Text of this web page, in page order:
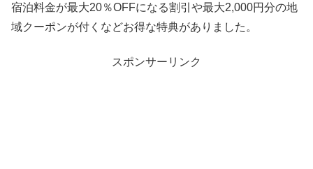
宿泊料金が最大20％OFFになる割引や最大2,000円分の地
域クーポンが付くなどお得な特典がありました。
スポンサーリンク